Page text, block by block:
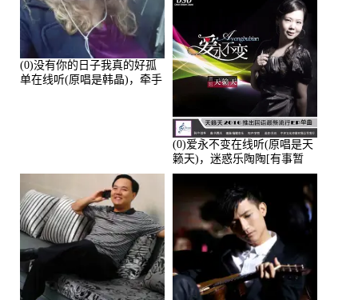
(0)没有你的日子我真的好孤
单在线听(原唱是韩晶)，牵手
(0)爱永不变在线听(原唱是天
籁天)，迷惑乐陶陶[有事暂
离]演唱点播:27678次